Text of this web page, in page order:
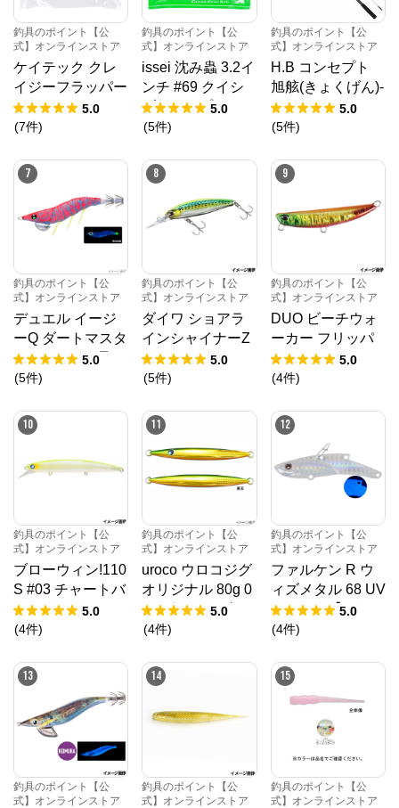
釣具のポイント【公
式】オンラインストア
ケイテック クレ
イジーフラッパー
2.8インチ 529 ク
リスタルフラッシ
ト】
5.0
(7件)
釣具のポイント【公
式】オンラインストア
issei 沈み蟲 3.2イ
ンチ #69 クイシ
ブリパンプキン
【ゆうパケット】
5.0
(5件)
釣具のポイント【公
式】オンラインストア
H.B コンセプト
旭舷(きょくげん)-
EX 20-195 KP
-2019 H.B con
5.0
(5件)
7
釣具のポイント【公
式】オンラインストア
デュエル イージ
ーQ ダートマスタ
ー ラトル 3.5号 1
5.BLBI ブルー夜
5.0
(5件)
8
釣具のポイント【公
式】オンラインストア
ダイワ ショアラ
インシャイナーZ
セットアッパー 7
5S-DR アデルラ
うパケット】
5.0
(5件)
9
釣具のポイント【公
式】オンラインストア
DUO ビーチウォ
ーカー フリッパ
ー 32 UVエメラル
ドRT【ゆうパケ
5.0
(4件)
10
釣具のポイント【公
式】オンラインストア
ブローウィン!110
S #03 チャートバ
ックパールクリア
【ブローウィン！
一人様2点まで】
5.0
(4件)
11
釣具のポイント【公
式】オンラインストア
uroco ウロコジグ
オリジナル 80g 0
04 グリーンゴー
ルド
5.0
(4件)
12
釣具のポイント【公
式】オンラインストア
ファルケン R ウ
ィズメタル 68 UV
シルバー【ゆうパ
ケット】
5.0
(4件)
13
釣具のポイント【公
式】オンラインストア
14
釣具のポイント【公
式】オンラインストア
15
釣具のポイント【公
式】オンラインストア
釣具のポイント【公式】オンラインストア
※外部サイトが開きます
釣具のポイント【公式】オンラインストア
のコメント
釣具のポイント【公式】オンラインストア
https://www.point-official.shop/shop/default.aspx
創業75年。全国に70拠点以上、お取引先様1,500社以
上の株式会社タカミヤが運営する釣具の通販サイトで
す。
1999年よりインターネットでの販売をスタートしてい
ンストア（以下：当オンライストア）と実店舗が連携
したお買い物体験をお楽しみいただけます。